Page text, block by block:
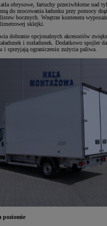
obrysowe, fartuchy przeciwbłotne nad
do mocowania ładunku przy pomocy
bocznych. Wnętrze kontenera
sklejki.
dobranie opcjonalnych akcesoriów
i rozładunek. Dodatkowo spojler
i sprzyjają ograniczeniu zużycia paliwa.
poziomie